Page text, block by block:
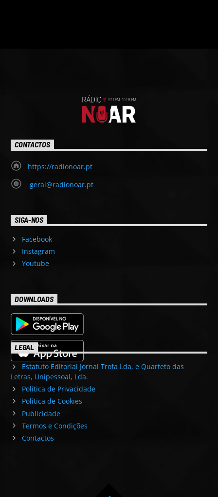
CONTACTOS
https://radionoar.pt
geral@radionoar.pt
SIGA-NOS
Facebook
Instagram
Youtube
DOWNLOADS
LEGAL
Estatuto Editorial Jornal Trofa Lda. e Quarteto das
Letras, Unipessoal, Lda.
Política de Privacidade
Política de Cookies
Publicidade
Termos e Condições
Contactos